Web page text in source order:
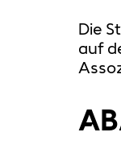
Die
auf